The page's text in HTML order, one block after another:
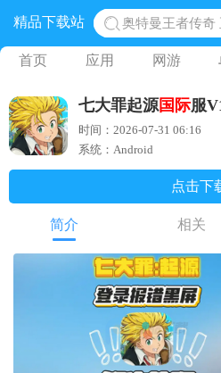
精品下载站
奥特曼王者传奇
地铁跑酷体验
网易光遇手游正
黎明觉醒生机腾
蛋仔派对下载
首页 应用 网游
七大罪起源国际服
时间：2026-07-31 06:16
系统：Android
点击下
简介 相关